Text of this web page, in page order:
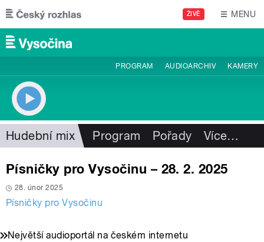
Přejít k hlavnímu obsahu
ŽIVĚ MENU
PROGRAM AUDIOARCHIV KAMERY
Hudební mix Program Pořady Více…
Písničky pro Vysočinu – 28. 2. 2025
28. únor 2025
Písničky pro Vysočinu
Největší audioportál na českém internetu